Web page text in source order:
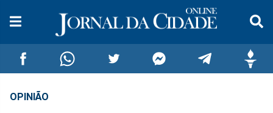
CompartilharCompartilhar
OPINIÃO